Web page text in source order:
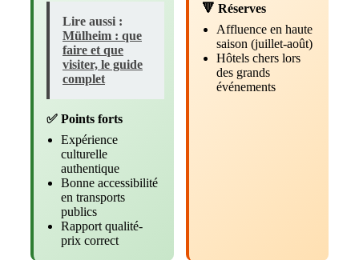
Lire aussi :
Mülheim : que
faire et que
visiter, le guide
complet
✅ Points forts
Expérience
culturelle
authentique
Bonne accessibilité
en transports
publics
Rapport qualité-
prix correct
🔻 Réserves
Affluence en haute
saison (juillet-août)
Hôtels chers lors
des grands
événements